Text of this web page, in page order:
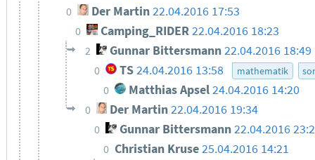
0 Der Martin22.04.2016 17:53
0 Camping_RIDER22.04.2016 18:23
2 Gunnar Bittersmann22.04.2016 18:49
0 TS 24.04.2016 13:58 mathematik
0 Matthias Apsel24.04.2016 14:20
0 Der Martin22.04.2016 19:34
0 Gunnar Bittersmann 22.04.2016
0 Christian Kruse25.04.2016 14:21